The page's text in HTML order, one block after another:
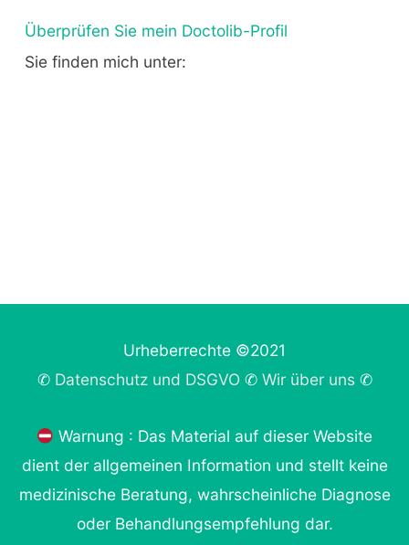
Überprüfen Sie mein Doctolib-Profil
Sie finden mich unter:
Urheberrechte ©2021
✆ Datenschutz und DSGVO ✆ Wir über uns✆
Warnung : Das Material auf dieser Website
dient der allgemeinen Information und stellt keine
medizinische Beratung, wahrscheinliche Diagnose
oder Behandlungsempfehlung dar.